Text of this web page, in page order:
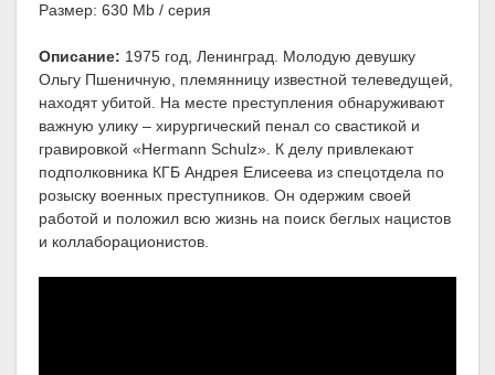
Размер: 630 Mb / серия
Описание: 1975 год, Ленинград. Молодую девушку
Ольгу Пшеничную, племянницу известной телеведущей,
находят убитой. На месте преступления обнаруживают
важную улику – хирургический пенал со свастикой и
гравировкой «Hermann Schulz». К делу привлекают
подполковника КГБ Андрея Елисеева из спецотдела по
розыску военных преступников. Он одержим своей
работой и положил всю жизнь на поиск беглых нацистов
и коллаборационистов.